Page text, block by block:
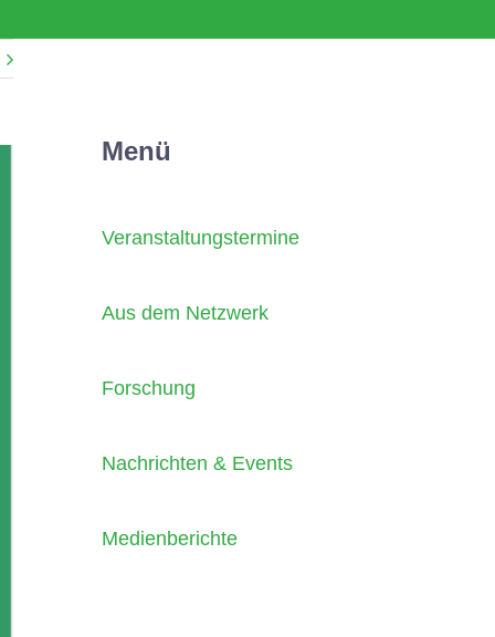
Menü
Veranstaltungstermine
Aus dem Netzwerk
Forschung
Nachrichten & Events
Medienberichte